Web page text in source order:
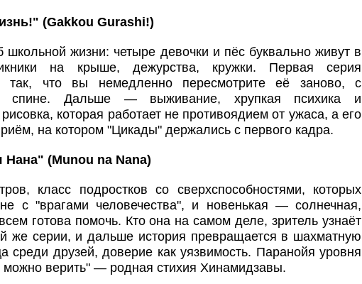
(Gakkou Gurashi!)
школьной жизни: четыре девочки и пёс буквально живут в
на крыше, дежурства, кружки. Первая серия
так, что вы немедленно пересмотрите её заново, с
спине. Дальше — выживание, хрупкая психика и
которая работает не противоядием от ужаса, а его
на котором "Цикады" держались с первого кадра.
Нана" (Munou na Nana)
класс подростков со сверхспособностями, которых
с "врагами человечества", и новенькая — солнечная,
готова помочь. Кто она на самом деле, зритель узнаёт
же серии, и дальше история превращается в шахматную
среди друзей, доверие как уязвимость. Паранойя уровня
можно верить" — родная стихия Хинамидзавы.